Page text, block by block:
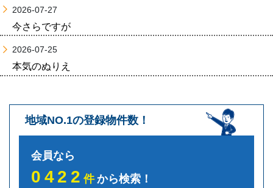
2026-07-27
今さらですが
2026-07-25
本気のぬりえ
地域NO.1の登録物件数！
会員なら
0422件から検索！